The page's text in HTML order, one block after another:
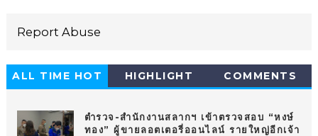
Report Abuse
ALL TIME HOT
HIGHLIGHT COMMENTS
ตำรวจ-สำนักงานสลากฯ เข้าตรวจสอบ “หงษ์
ทอง” ผู้ขายลอตเตอรี่ออนไลน์ รายใหญ่อีกเจ้า